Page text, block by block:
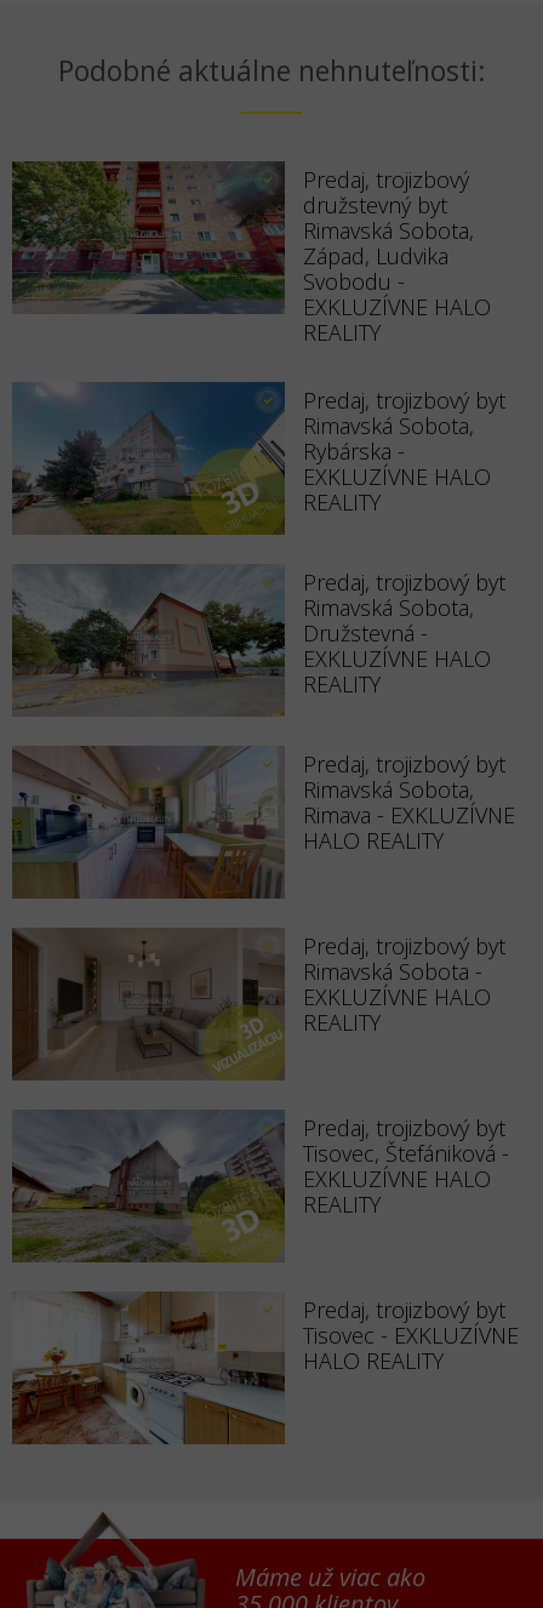
Podobné aktuálne nehnuteľnosti:
Predaj, trojizbový
družstevný byt
Rimavská Sobota,
Západ, Ludvika
Svobodu -
EXKLUZÍVNE HALO
REALITY
Predaj, trojizbový byt
Rimavská Sobota,
Rybárska -
EXKLUZÍVNE HALO
REALITY
Predaj, trojizbový byt
Rimavská Sobota,
Družstevná -
EXKLUZÍVNE HALO
REALITY
Predaj, trojizbový byt
Rimavská Sobota,
Rimava - EXKLUZÍVNE
HALO REALITY
Predaj, trojizbový byt
Rimavská Sobota -
EXKLUZÍVNE HALO
REALITY
Predaj, trojizbový byt
Tisovec, Štefániková -
EXKLUZÍVNE HALO
REALITY
Predaj, trojizbový byt
Tisovec - EXKLUZÍVNE
HALO REALITY
Máme už viac ako